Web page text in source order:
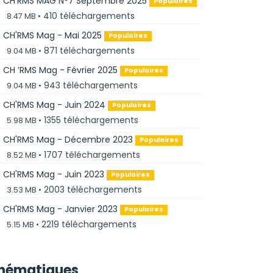
8.47 MB
410 téléchargements
CH'RMS Mag - Mai 2025 Populaires
9.04 MB
871 téléchargements
CH ’RMS Mag - Février 2025 Populaires
9.04 MB
943 téléchargements
CH'RMS Mag - Juin 2024 Populaires
5.98 MB
1355 téléchargements
CH'RMS Mag - Décembre 2023 Populaires
8.52 MB
1707 téléchargements
CH'RMS Mag - Juin 2023 Populaires
3.53 MB
2003 téléchargements
CH'RMS Mag - Janvier 2023 Populaires
5.15 MB 2219 téléchargements